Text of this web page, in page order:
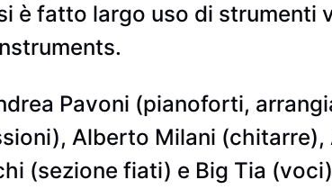
è fatto largo uso di
Pavoni (pianoforti,
Alberto Milani
(sezione fiati) e Big Tia